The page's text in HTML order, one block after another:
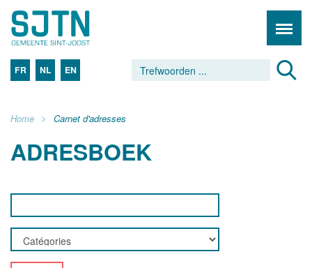
FR NL EN
Home Carnet d'adresses
ADRESBOEK